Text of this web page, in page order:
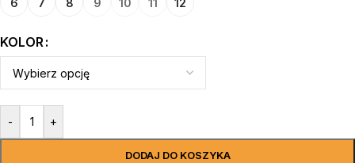
6 7 8 9 10 11 12
KOLOR
- +
DODAJ DO KOSZYKA